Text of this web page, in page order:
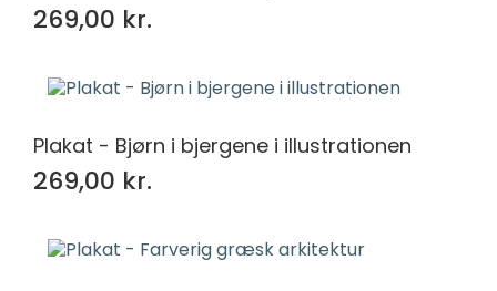
269,00 kr.
Plakat - Bjørn i bjergene i illustrationen
269,00 kr.